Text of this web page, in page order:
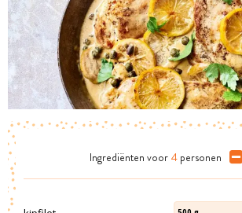
Ingrediënten voor 4 personen